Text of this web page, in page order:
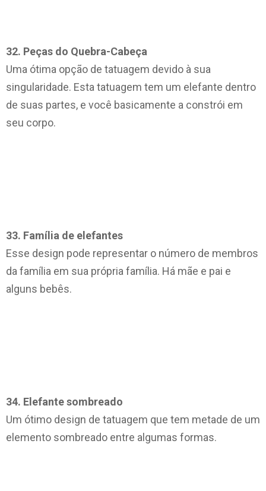
32. Peças do Quebra-Cabeça
Uma ótima opção de tatuagem devido à sua
singularidade. Esta tatuagem tem um elefante dentro
de suas partes, e você basicamente a constrói em
seu corpo.
33. Família de elefantes
Esse design pode representar o número de membros
da família em sua própria família. Há mãe e pai e
alguns bebês.
34. Elefante sombreado
Um ótimo design de tatuagem que tem metade de um
elemento sombreado entre algumas formas.